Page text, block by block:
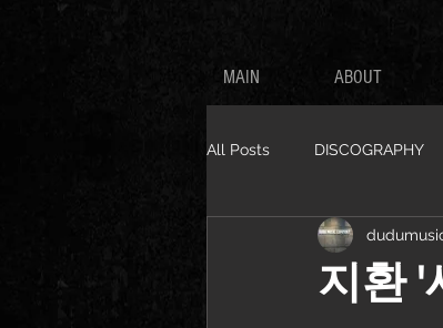
MAIN ABOUT
All Posts DISCOGRAPHY
지환 '